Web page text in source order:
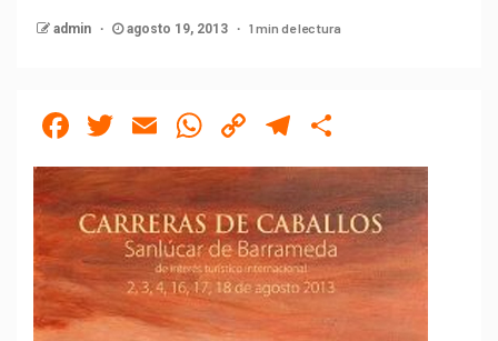
admin agosto 19, 2013 1 min de lectura
Facebook
Twitter
EmailWhatsApp
Copy
Link
Telegram